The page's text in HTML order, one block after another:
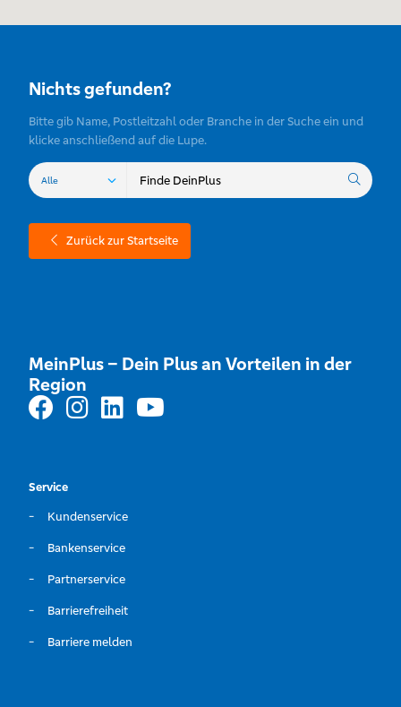
Nichts gefunden?
Bitte gib Name, Postleitzahl oder Branche in der Suche ein und
klicke anschließend auf die Lupe.
Zurück zur Startseite
MeinPlus – Dein Plus an Vorteilen in der
Region
Service
Kundenservice
Bankenservice
Partnerservice
Barrierefreiheit
Barriere melden